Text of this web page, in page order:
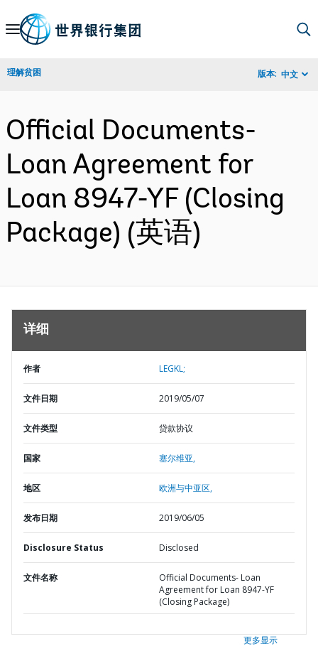
Skip
Navigation
理解贫困 版本: 中文
Official Documents-
Loan Agreement for
Loan 8947-YF (Closing
Package) (英语)
详细
作者 LEGKL;
文件日期 2019/05/07
文件类型 贷款协议
国家 塞尔维亚,
地区 欧洲与中亚区,
发布日期 2019/06/05
Disclosure Status Disclosed
文件名称
Official Documents- Loan
Agreement for Loan 8947-YF
(Closing Package)
更多显示